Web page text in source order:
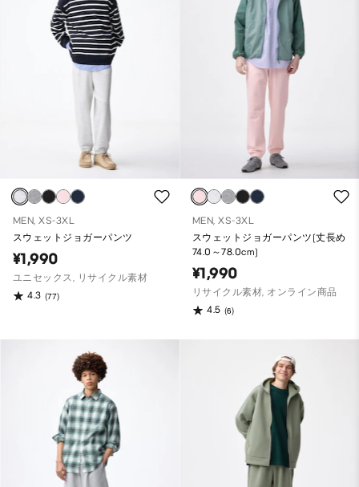
MEN, XS-3XL
スウェットジョガーパンツ
¥1,990
ユニセックス, リサイクル素材
4.3 (77)
MEN, XS-3XL
スウェットジョガーパンツ(丈長め
74.0～78.0cm)
¥1,990
リサイクル素材, オンライン商品
4.5 (6)